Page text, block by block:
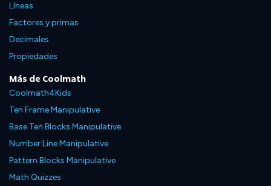
Líneas
Factores y primas
Decimales
Propiedades
Más de Coolmath
Coolmath4Kids
Ten Frame Manipulative
Base Ten Blocks Manipulative
Number Line Manipulative
Pattern Blocks Manipulative
Math Quizzes